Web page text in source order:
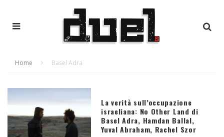
Home Basel Adra
La verità sull’occupazione
israeliana: No Other Land di
Basel Adra, Hamdan Ballal,
Yuval Abraham, Rachel Szor